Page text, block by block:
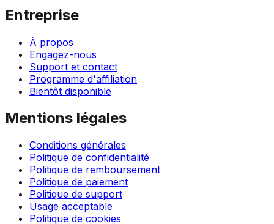
Entreprise
À propos
Engagez-nous
Support et contact
Programme d'affiliation
Bientôt disponible
Mentions légales
Conditions générales
Politique de confidentialité
Politique de remboursement
Politique de paiement
Politique de support
Usage acceptable
Politique de cookies